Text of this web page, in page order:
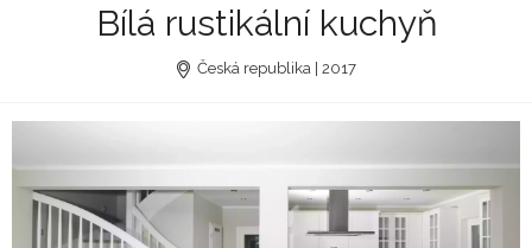
Bílá rustikální kuchyň
Česká republika | 2017